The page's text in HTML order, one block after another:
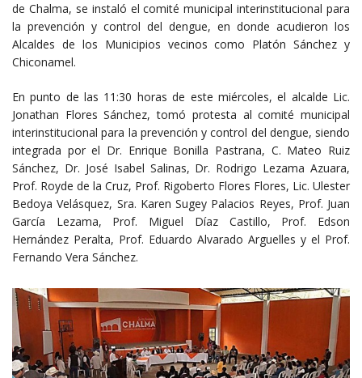
de Chalma, se instaló el comité municipal interinstitucional para
la prevención y control del dengue, en donde acudieron los
Alcaldes de los Municipios vecinos como Platón Sánchez y
Chiconamel.
En punto de las 11:30 horas de este miércoles, el alcalde Lic.
Jonathan Flores Sánchez, tomó protesta al comité municipal
interinstitucional para la prevención y control del dengue, siendo
integrada por el Dr. Enrique Bonilla Pastrana, C. Mateo Ruiz
Sánchez, Dr. José Isabel Salinas, Dr. Rodrigo Lezama Azuara,
Prof. Royde de la Cruz, Prof. Rigoberto Flores Flores, Lic. Ulester
Bedoya Velásquez, Sra. Karen Sugey Palacios Reyes, Prof. Juan
García Lezama, Prof. Miguel Díaz Castillo, Prof. Edson
Hernández Peralta, Prof. Eduardo Alvarado Arguelles y el Prof.
Fernando Vera Sánchez.